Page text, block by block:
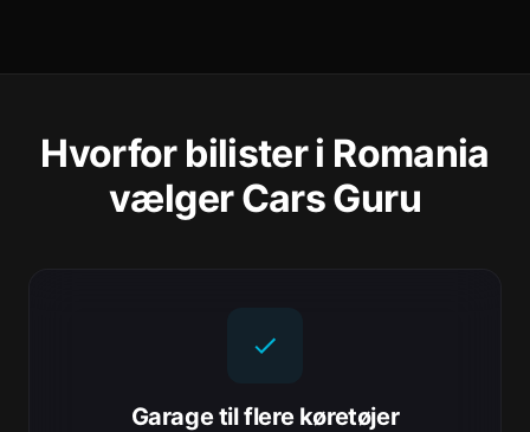
Hvorfor bilister i Romania
vælger Cars Guru
Garage til flere køretøjer